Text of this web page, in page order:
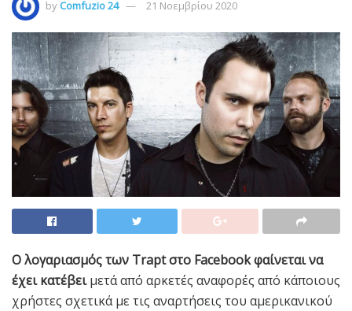
by Comfuzio 24 21 Νοεμβρίου 2020
Ο λογαριασμός των Trapt στο Facebook φαίνεται να
έχει κατέβειμετά από αρκετές αναφορές από κάποιους
χρήστες σχετικά με τις αναρτήσεις του αμερικανικού